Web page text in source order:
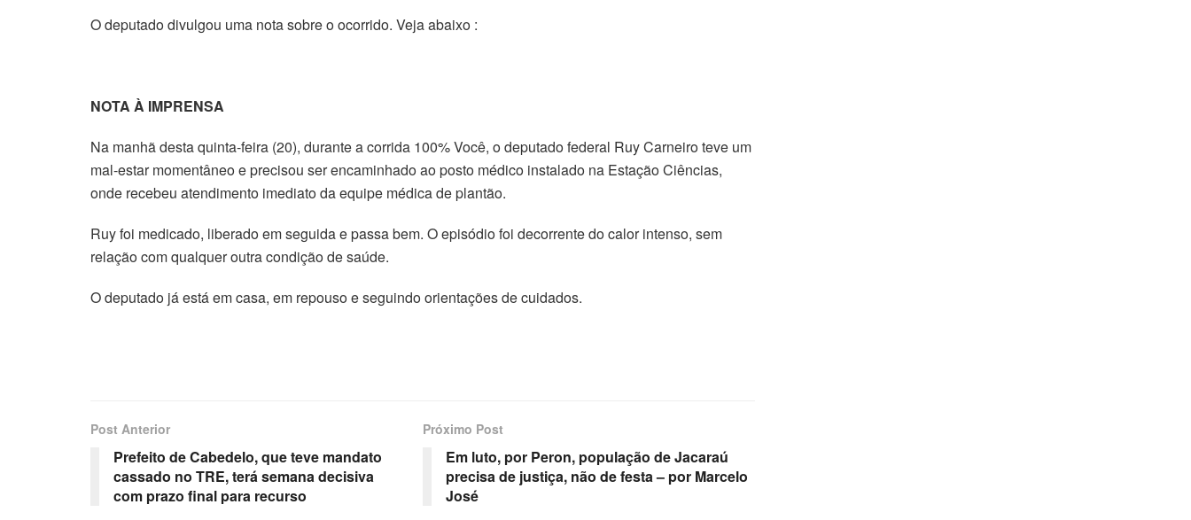
O deputado divulgou uma nota sobre o ocorrido. Veja abaixo :
NOTA À IMPRENSA
Na manhã desta quinta-feira (20), durante a corrida 100% Você, o deputado federal Ruy Carneiro teve um
mal-estar momentâneo e precisou ser encaminhado ao posto médico instalado na Estação Ciências,
onde recebeu atendimento imediato da equipe médica de plantão.
Ruy foi medicado, liberado em seguida e passa bem. O episódio foi decorrente do calor intenso, sem
relação com qualquer outra condição de saúde.
O deputado já está em casa, em repouso e seguindo orientações de cuidados.
Post Anterior
Prefeito de Cabedelo, que teve mandato
cassado no TRE, terá semana decisiva
com prazo final para recurso
Próximo Post
Em luto, por Peron, população de Jacaraú
precisa de justiça, não de festa – por Marcelo
José